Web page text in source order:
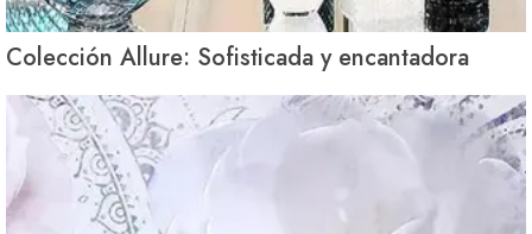
Colección Allure: Sofisticada y encantadora